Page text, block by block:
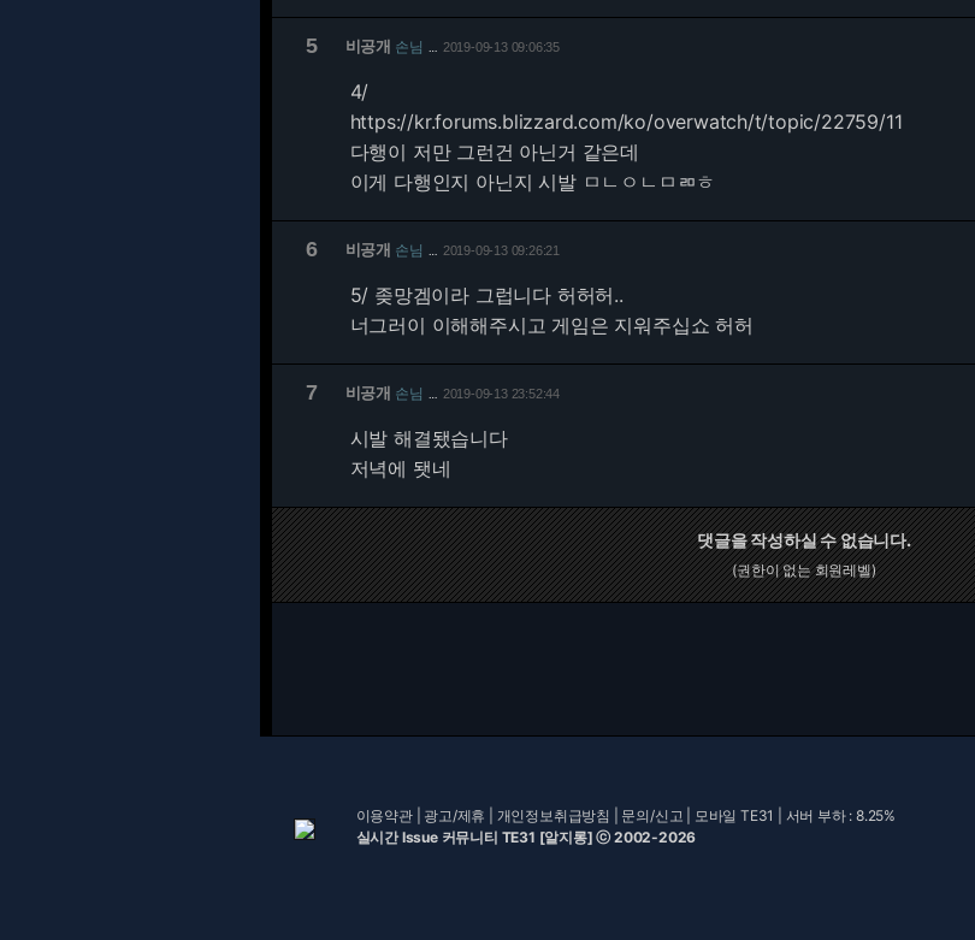
5 비공개 손님 2019-09-13 09:06:35
4/
https://kr.forums.blizzard.com/ko/overwatch/t/topic/22759/11
다행이 저만 그런건 아닌거 같은데
이게 다행인지 아닌지 시발 ㅁㄴㅇㄴㅁㄻㅎ
6 비공개 손님 2019-09-13 09:26:21
5/ 좆망겜이라 그럽니다 허허허..
너그러이 이해해주시고 게임은 지워주십쇼 허허
7 비공개 손님 2019-09-13 23:52:44
시발 해결됐습니다
저녁에 됏네
댓글을 작성하실 수 없습니다.
(권한이 없는 회원레벨)
이용약관| 광고/제휴 개인정보취급방침 문의/신고 모바일 TE31
| 서버 부하 : 8.25%
실시간 Issue 커뮤니티 TE31 [알지롱] ⓒ 2002-2026